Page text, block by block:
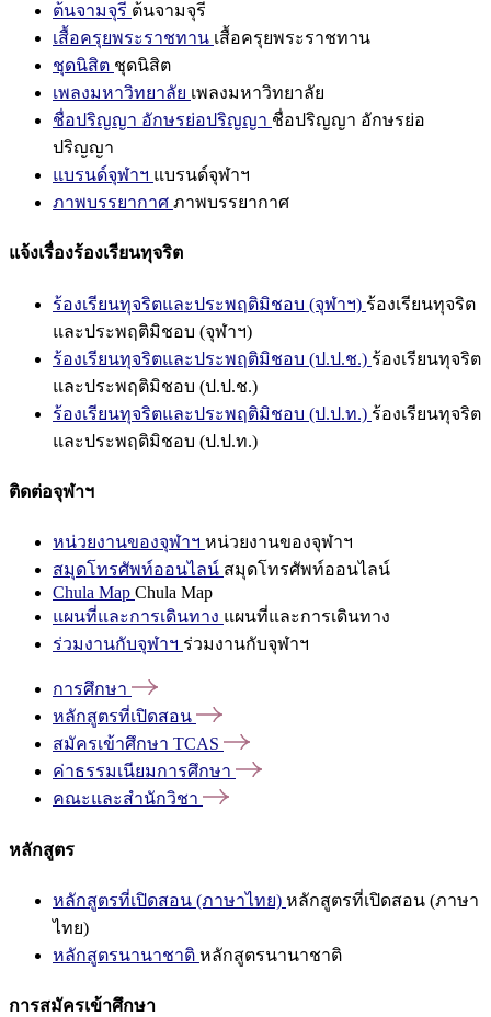
ต้นจามจุรี ต้นจามจุรี
เสื้อครุยพระราชทาน เสื้อครุยพระราชทาน
ชุดนิสิต ชุดนิสิต
เพลงมหาวิทยาลัย เพลงมหาวิทยาลัย
ชื่อปริญญา อักษรย่อปริญญา ชื่อปริญญา อักษรย่อ
ปริญญา
แบรนด์จุฬาฯ แบรนด์จุฬาฯ
ภาพบรรยากาศ ภาพบรรยากาศ
แจ้งเรื่องร้องเรียนทุจริต
ร้องเรียนทุจริตและประพฤติมิชอบ (จุฬาฯ) ร้องเรียนทุจริต
และประพฤติมิชอบ (จุฬาฯ)
ร้องเรียนทุจริตและประพฤติมิชอบ (ป.ป.ช.) ร้องเรียนทุจริต
และประพฤติมิชอบ (ป.ป.ช.)
ร้องเรียนทุจริตและประพฤติมิชอบ (ป.ป.ท.) ร้องเรียนทุจริต
และประพฤติมิชอบ (ป.ป.ท.)
ติดต่อจุฬาฯ
หน่วยงานของจุฬาฯ หน่วยงานของจุฬาฯ
สมุดโทรศัพท์ออนไลน์ สมุดโทรศัพท์ออนไลน์
Chula Map Chula Map
แผนที่และการเดินทาง แผนที่และการเดินทาง
ร่วมงานกับจุฬาฯ ร่วมงานกับจุฬาฯ
การศึกษา
หลักสูตรที่เปิดสอน
สมัครเข้าศึกษา TCAS
ค่าธรรมเนียมการศึกษา
คณะและสำนักวิชา
หลักสูตร
หลักสูตรที่เปิดสอน (ภาษาไทย) หลักสูตรที่เปิดสอน (ภาษา
ไทย)
หลักสูตรนานาชาติ หลักสูตรนานาชาติ
การสมัครเข้าศึกษา